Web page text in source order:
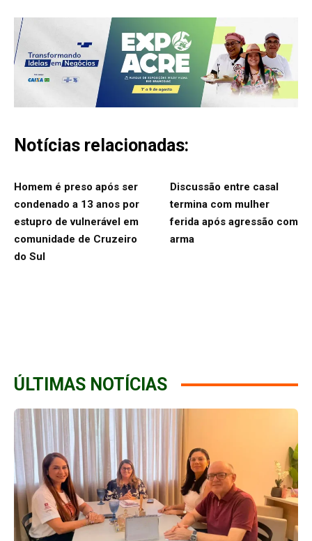
Notícias relacionadas:
Homem é preso após ser
condenado a 13 anos por
estupro de vulnerável em
comunidade de Cruzeiro
do Sul
Discussão entre casal
termina com mulher
ferida após agressão com
arma
ÚLTIMAS NOTÍCIAS